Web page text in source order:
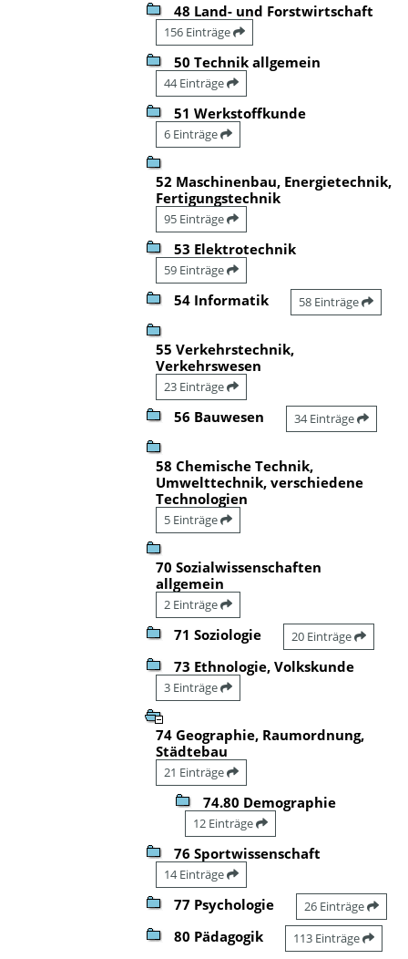
48 Land- und Forstwirtschaft
156 Einträge
50 Technik allgemein
44 Einträge
51 Werkstoffkunde
6 Einträge
52 Maschinenbau, Energietechnik,
Fertigungstechnik
95 Einträge
53 Elektrotechnik
59 Einträge
54 Informatik 58 Einträge
55 Verkehrstechnik,
Verkehrswesen
23 Einträge
56 Bauwesen 34 Einträge
58 Chemische Technik,
Umwelttechnik, verschiedene
Technologien
5 Einträge
70 Sozialwissenschaften
allgemein
2 Einträge
71 Soziologie 20 Einträge
73 Ethnologie, Volkskunde
3 Einträge
74 Geographie, Raumordnung,
Städtebau
21 Einträge
74.80 Demographie
12 Einträge
76 Sportwissenschaft
14 Einträge
77 Psychologie 26 Einträge
80 Pädagogik 113 Einträge